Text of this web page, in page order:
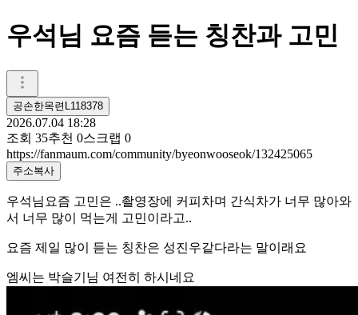
우석님 요즘 듣는 칭찬과 고민
공손한목련L118378
2026.07.04 18:28
조회 35추천 0스크랩 0
https://fanmaum.com/community/byeonwooseok/132425065
주소복사
우석님요즘 고민은 ..촬영장에 커피차며 간식차가 너무 많아와
서 너무 많이 먹는게 고민이라고..
요즘 제일 많이 듣는 칭찬은 성진우같다라는 말이래요
엠씨는 박슬기님 여전히 하시네요